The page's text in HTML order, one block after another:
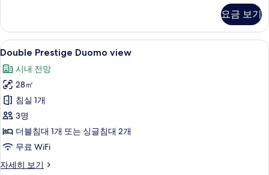
윈
룸,
시
내
전
망
사
진
모
두
더
블
룸
는
트
윈
룸,
시
내
전
망
세
요금 보기
Double
Prestige
Duomo
view
사
진
모
두
보
Double Prestige Duomo view | 객실에
8
Double Prestige Duomo view
시내 전망
28㎡
침실 1개
3명
더블침대 1개 또는 싱글침대 2개
무료 WiFi
자세히 보기
Double